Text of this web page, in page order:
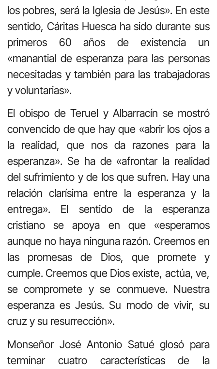
los pobres, será la Iglesia de Jesús». En este
sentido, Cáritas Huesca ha sido durante sus
primeros 60 años de existencia un
«manantial de esperanza para las personas
necesitadas y también para las trabajadoras
y voluntarias».
El obispo de Teruel y Albarracín se mostró
convencido de que hay que «abrir los ojos a
la realidad, que nos da razones para la
esperanza». Se ha de «afrontar la realidad
del sufrimiento y de los que sufren. Hay una
relación clarísima entre la esperanza y la
entrega». El sentido de la esperanza
cristiano se apoya en que «esperamos
aunque no haya ninguna razón. Creemos en
las promesas de Dios, que promete y
cumple. Creemos que Dios existe, actúa, ve,
se compromete y se conmueve. Nuestra
esperanza es Jesús. Su modo de vivir, su
cruz y su resurrección».
Monseñor José Antonio Satué glosó para
terminar cuatro características de la